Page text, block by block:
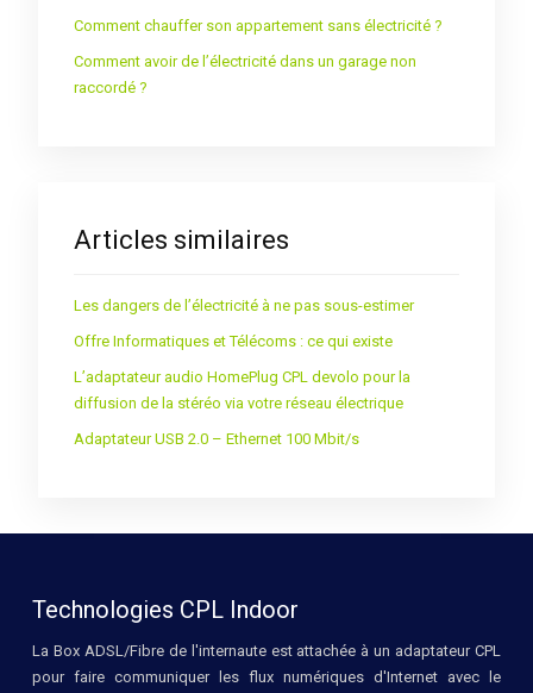
Comment chauffer son appartement sans électricité ?
Comment avoir de l’électricité dans un garage non
raccordé ?
Articles similaires
Les dangers de l’électricité à ne pas sous-estimer
Offre Informatiques et Télécoms : ce qui existe
L’adaptateur audio HomePlug CPL devolo pour la
diffusion de la stéréo via votre réseau électrique
Adaptateur USB 2.0 – Ethernet 100 Mbit/s
Technologies CPL Indoor
La Box ADSL/Fibre de l'internaute est attachée à un adaptateur CPL
pour faire communiquer les flux numériques d'Internet avec le